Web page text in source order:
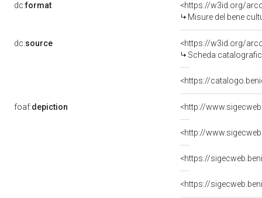
dc:format
<https://w3id.org/
Misure del bene
dc:source
<https://w3id.org/
Scheda
<https://
foaf:depiction <http://
<http://
<https://
<https://